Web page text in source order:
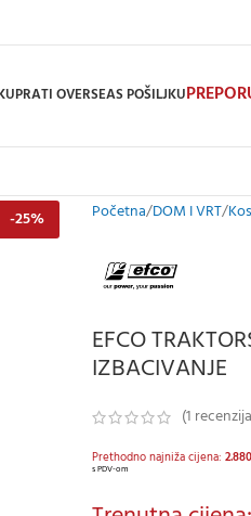
PRATI OVERSEAS POŠILJKU
-25% Početna DOM I VRT
EFCO
IZBACIVANJE
(1
Prethodno najniža cijena:
s PDV-om